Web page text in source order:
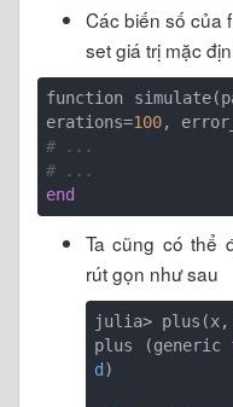
Các biến số của
set giá trị mặc
function
erations=100,
# ...
# ...
end
Ta cũng có thể
rút gọn như sau
julia>
plus (generic
d )